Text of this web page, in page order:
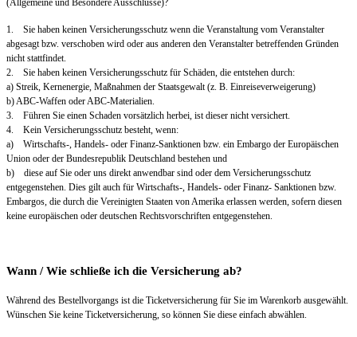
(Allgemeine und Besondere Ausschlüsse)?
1. Sie haben keinen Versicherungsschutz wenn die Veranstaltung vom Veranstalter
abgesagt bzw. verschoben wird oder aus anderen den Veranstalter betreffenden Gründen
nicht stattfindet.
2. Sie haben keinen Versicherungsschutz für Schäden, die entstehen durch:
a) Streik, Kernenergie, Maßnahmen der Staatsgewalt (z. B. Einreiseverweigerung)
b) ABC-Waffen oder ABC-Materialien.
3. Führen Sie einen Schaden vorsätzlich herbei, ist dieser nicht versichert.
4. Kein Versicherungsschutz besteht, wenn:
a) Wirtschafts-, Handels- oder Finanz-Sanktionen bzw. ein Embargo der Europäischen
Union oder der Bundesrepublik Deutschland bestehen und
b) diese auf Sie oder uns direkt anwendbar sind oder dem Versicherungsschutz
entgegenstehen. Dies gilt auch für Wirtschafts-, Handels- oder Finanz- Sanktionen bzw.
Embargos, die durch die Vereinigten Staaten von Amerika erlassen werden, sofern diesen
keine europäischen oder deutschen Rechtsvorschriften entgegenstehen.
Wann / Wie schließe ich die Versicherung ab?
Während des Bestellvorgangs ist die Ticketversicherung für Sie im Warenkorb ausgewählt.
Wünschen Sie keine Ticketversicherung, so können Sie diese einfach abwählen.